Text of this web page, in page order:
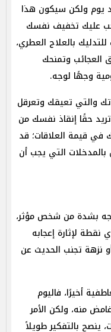
يوم ولكن سيكون هذا
عليك تخفيف نفسك
بالعلاج العطري،
العجائب وتمنحك
وجهًا لوجه.
والتي تعيقك وتعرقل
حقًا إنقاذ نفسك من
قيمة العلاقات؛ قد
بالمدخلات التي يجب أن
بشدة من شخص مؤثر،
نقطة لإثارة إعجابه
نزهة تجنب الحديث عن
أخيرًا، فاليوم
منه، ولكن الأمر
ينصح بالتفكير طويلاً